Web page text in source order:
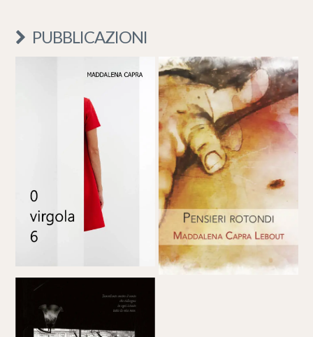
PUBBLICAZIONI